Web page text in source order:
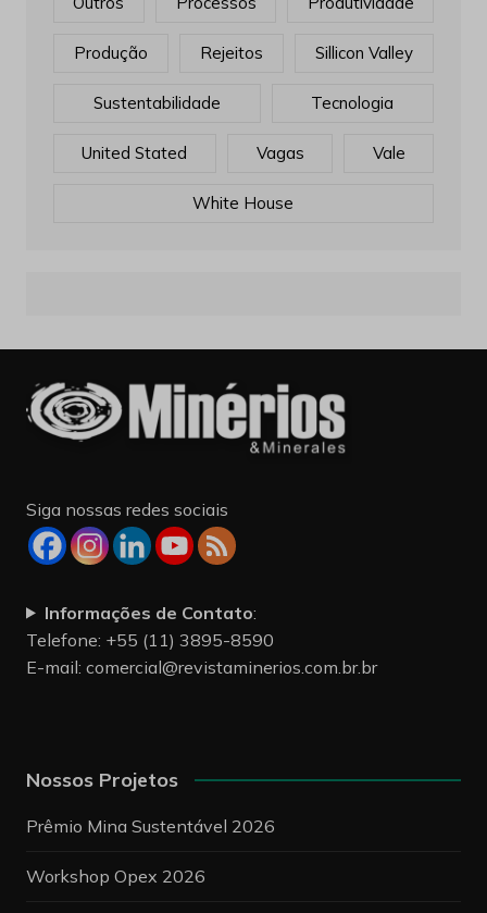
Produção Rejeitos Sillicon Valley
Sustentabilidade Tecnologia
United Stated Vagas Vale
White House
Siga nossas redes sociais
Informações de Contato:
Telefone: +55 (11) 3895-8590
E-mail: comercial@revistaminerios.com.br.br
Nossos Projetos
Prêmio Mina Sustentável 2026
Workshop Opex 2026